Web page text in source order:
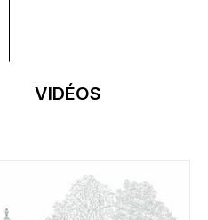
VIDÉOS